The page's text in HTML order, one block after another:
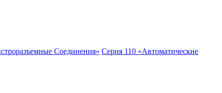
Соединения» Серия 110 «Автоматические